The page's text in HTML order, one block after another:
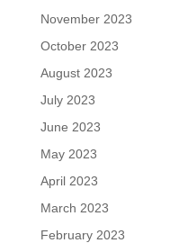
November 2023
October 2023
August 2023
July 2023
June 2023
May 2023
April 2023
March 2023
February 2023